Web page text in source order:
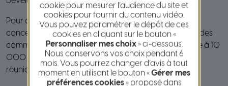
Pour cette étape, il est prévu une réunion publique de
concertation dans chaque commune. Sur le territoire des
communes dont la population est supérieure ou égale à 10
000 habitants, ce minima est porté à au moins deux
réunions publiques.
cookie pour mesurer l’audience du site et
cookies pour fournir du contenu vidéo.
Vous pouvez paramétrer le dépôt de ces
cookies en cliquant sur le bouton «
Personnaliser mes choix» ci-dessous.
Nous conservons vos choix pendant 6
mois. Vous pourrez changer d’avis à tout
moment en utilisant le bouton «Gérer mes
préférences cookies» proposé dans